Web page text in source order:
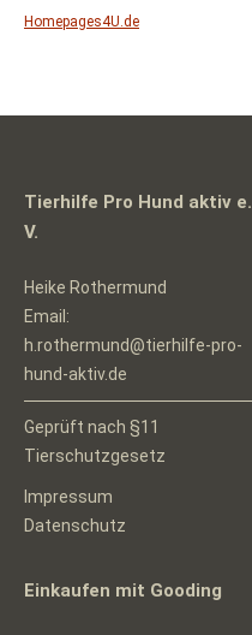
Homepages4U.de
Tierhilfe Pro Hund aktiv e.
V.
Heike Rothermund
Email:
h.rothermund@tierhilfe-pro-
hund-aktiv.de
Geprüft nach §11
Tierschutzgesetz
Impressum
Datenschutz
Einkaufen mit Gooding